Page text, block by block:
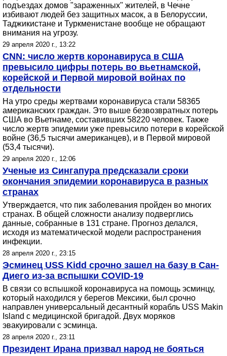
подъездах домов "зараженных" жителей, в Чечне
избивают людей без защитных масок, а в Белоруссии,
Таджикистане и Туркменистане вообще не обращают
внимания на угрозу.
29 апреля 2020 г., 13:22
CNN: число жертв коронавируса в США
превысило цифры потерь во вьетнамской,
корейской и Первой мировой войнах по
отдельности
На утро среды жертвами коронавируса стали 58365
американских граждан. Это выше безвозвратных потерь
США во Вьетнаме, составивших 58220 человек. Также
число жертв эпидемии уже превысило потери в корейской
войне (36,5 тысячи американцев), и в Первой мировой
(53,4 тысячи).
29 апреля 2020 г., 12:06
Ученые из Сингапура предсказали сроки
окончания эпидемии коронавируса в разных
странах
Утверждается, что пик заболевания пройден во многих
странах. В общей сложности анализу подверглись
данные, собранные в 131 стране. Прогноз делался,
исходя из математической модели распространения
инфекции.
28 апреля 2020 г., 23:15
Эсминец USS Kidd срочно зашел на базу в Сан-
Диего из-за вспышки COVID-19
В связи со вспышкой коронавируса на помощь эсминцу,
который находился у берегов Мексики, был срочно
направлен универсальный десантный корабль USS Makin
Island с медицинской бригадой. Двух моряков
эвакуировали с эсминца.
28 апреля 2020 г., 23:11
Президент Ирана призвал народ не бояться